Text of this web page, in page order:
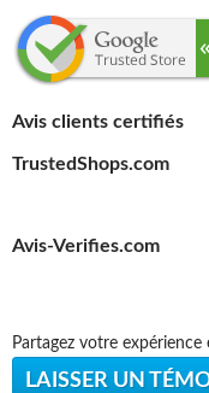
Avis clients certifiés
TrustedShops.com
Avis-Verifies.com
Partagez votre
LAISSER UN